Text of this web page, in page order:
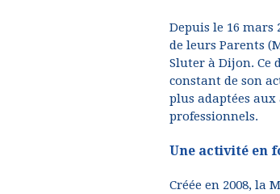
Depuis le 16 mars
de leurs Parents
Sluter à Dijon. Ce
constant de son
plus adaptées
professionnels.
Une activité en
Créée en 2008, la